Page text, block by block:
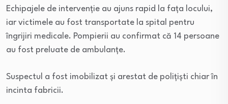
Echipajele de intervenție au ajuns rapid la fața locului,
iar victimele au fost transportate la spital pentru
îngrijiri medicale. Pompierii au confirmat că 14 persoane
au fost preluate de ambulanțe.
Suspectul a fost imobilizat și arestat de polițiști chiar în
incinta fabricii.